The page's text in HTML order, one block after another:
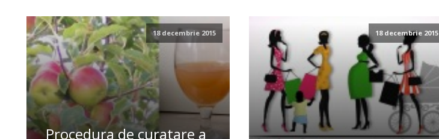
18 decembrie 2015
Procedura de curatare a
18 decembrie 2015